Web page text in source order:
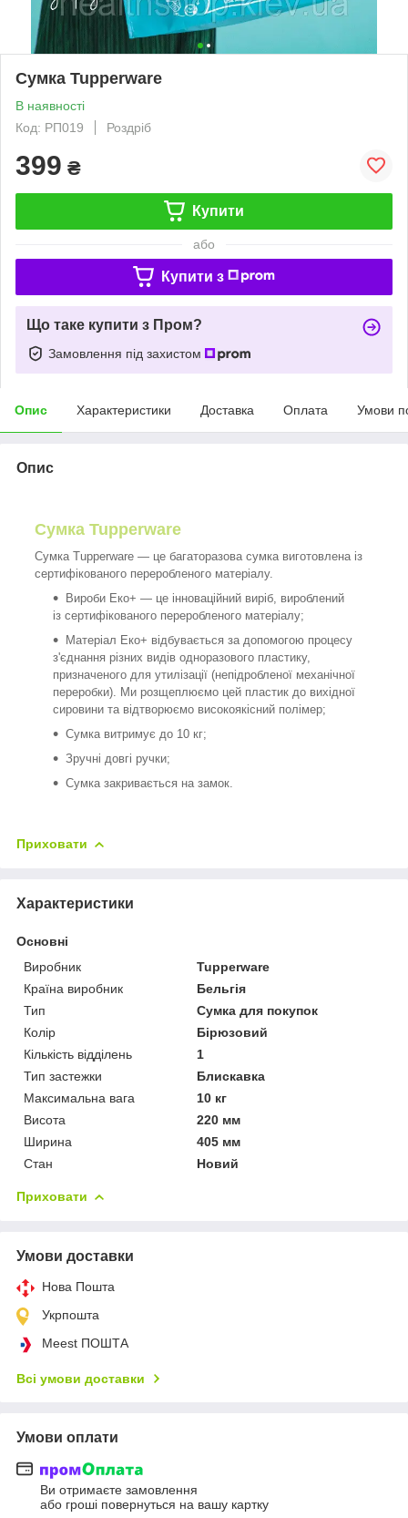
Сумка Tupperware
В наявності
Код: РП019
Роздріб
399 ₴
Купити
або
Купити з
Що таке купити з Пром?
Замовлення під захистом
Опис Характеристики Доставка Оплата Умови
Опис
Сумка Tupperware
Сумка Tupperware — це багаторазова сумка виготовлена із
сертифікованого переробленого матеріалу.
Вироби Еко+ — це інноваційний виріб, вироблений
із сертифікованого переробленого матеріалу;
Матеріал Еко+ відбувається за допомогою процесу
з'єднання різних видів одноразового пластику,
призначеного для утилізації (непідробленої механічної
переробки). Ми розщеплюємо цей пластик до вихідної
сировини та відтворюємо високоякісний полімер;
Сумка витримує до 10 кг;
Зручні довгі ручки;
Сумка закривається на замок.
Приховати
Характеристики
Основні
Виробник
Tupperware
Країна виробник
Бельгія
Тип
Сумка для покупок
Колір
Бірюзовий
Кількість відділень
1
Тип застежки
Блискавка
Максимальна вага
10 кг
Висота
220 мм
Ширина
405 мм
Стан
Новий
Приховати
Умови доставки
Нова Пошта
Укрпошта
Meest ПОШТА
Всі умови доставки
Умови оплати
Ви отримаєте замовлення
або гроші повернуться на вашу картку